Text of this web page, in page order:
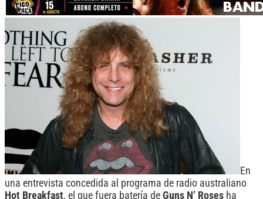
En
una entrevista concedida al programa de radio australiano
Hot Breakfast, el que fuera batería de Guns N’ Roses ha